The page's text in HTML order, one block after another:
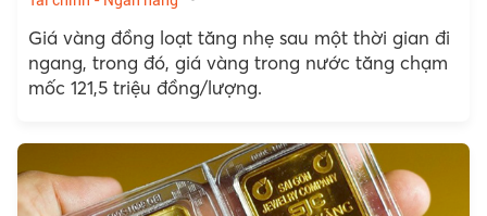
Giá vàng đồng loạt tăng nhẹ sau một thời gian đi
ngang, trong đó, giá vàng trong nước tăng chạm
mốc 121,5 triệu đồng/lượng.